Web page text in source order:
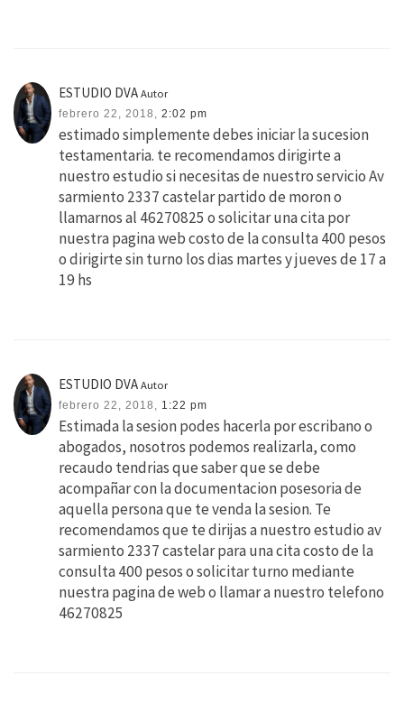
ESTUDIO DVA Autor
febrero 22, 2018, 2:02 pm
estimado simplemente debes iniciar la sucesion
testamentaria. te recomendamos dirigirte a
nuestro estudio si necesitas de nuestro servicio Av
sarmiento 2337 castelar partido de moron o
llamarnos al 46270825 o solicitar una cita por
nuestra pagina web costo de la consulta 400 pesos
o dirigirte sin turno los dias martes y jueves de 17 a
19 hs
ESTUDIO DVA Autor
febrero 22, 2018, 1:22 pm
Estimada la sesion podes hacerla por escribano o
abogados, nosotros podemos realizarla, como
recaudo tendrias que saber que se debe
acompañar con la documentacion posesoria de
aquella persona que te venda la sesion. Te
recomendamos que te dirijas a nuestro estudio av
sarmiento 2337 castelar para una cita costo de la
consulta 400 pesos o solicitar turno mediante
nuestra pagina de web o llamar a nuestro telefono
46270825